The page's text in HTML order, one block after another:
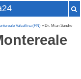
Valcellina (PN) » Dr. Mian Sandro